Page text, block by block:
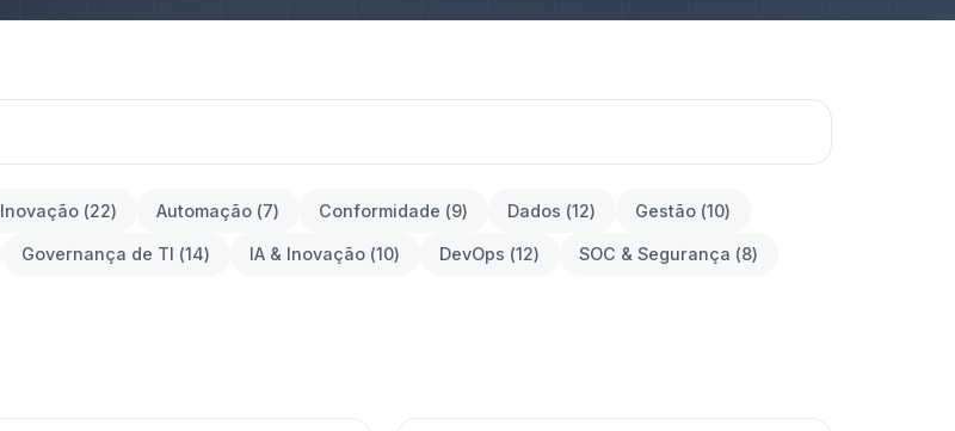
Inovação (22) Automação (7) Conformidade (9) Dados (12) Gestão (10)
Governança de TI (14) IA & Inovação (10) DevOps (12) SOC & Segurança (8)